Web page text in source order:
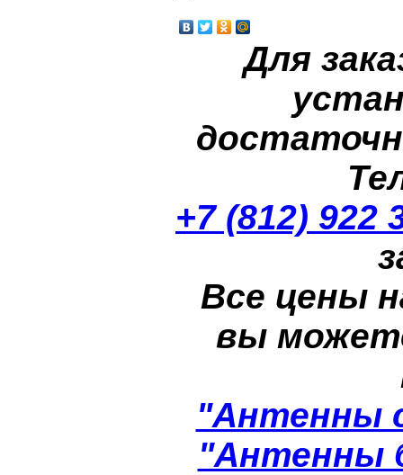
Для
+7 (812) 922
Все цены
вы
"Антенны
"Антенны